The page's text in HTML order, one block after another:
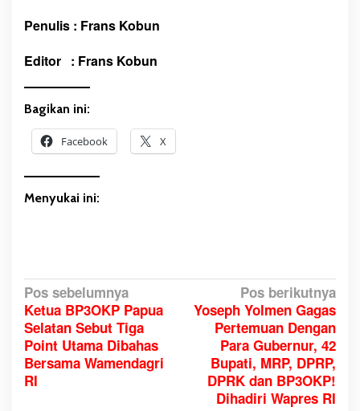
Penulis : Frans Kobun
Editor : Frans Kobun
Bagikan ini:
Facebook X
Menyukai ini:
N
a
v
i
g
Pos sebelumnya
Ketua BP3OKP Papua
Selatan Sebut Tiga
Point Utama Dibahas
Bersama Wamendagri
RI
Pos berikutnya
Yoseph Yolmen Gagas
Pertemuan Dengan
Para Gubernur, 42
Bupati, MRP, DPRP,
DPRK dan BP3OKP!
Dihadiri Wapres RI